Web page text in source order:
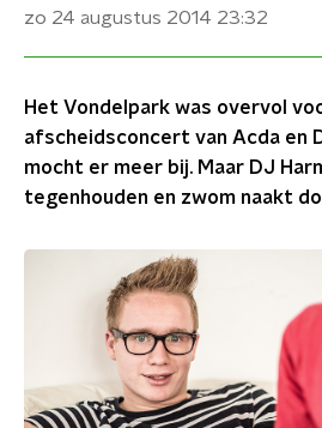
zo 24 augustus 2014 23:32
Het Vondelpark was overvol
afscheidsconcert van Acda en
mocht er meer bij. Maar DJ
tegenhouden en zwom naakt